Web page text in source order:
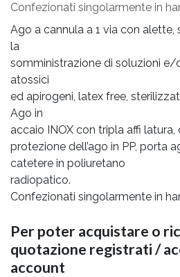
Confezionati singolarmente in
Ago a cannula a 1 via con alette,
la
somministrazione di soluzioni e/
atossici
ed apirogeni, latex free,
Ago in
accaio INOX con tripla affi
protezione dell’ago in PP, porta
catetere in poliuretano
radiopatico.
Confezionati singolarmente in
Per poter acquistare o
quotazione registrati /
account